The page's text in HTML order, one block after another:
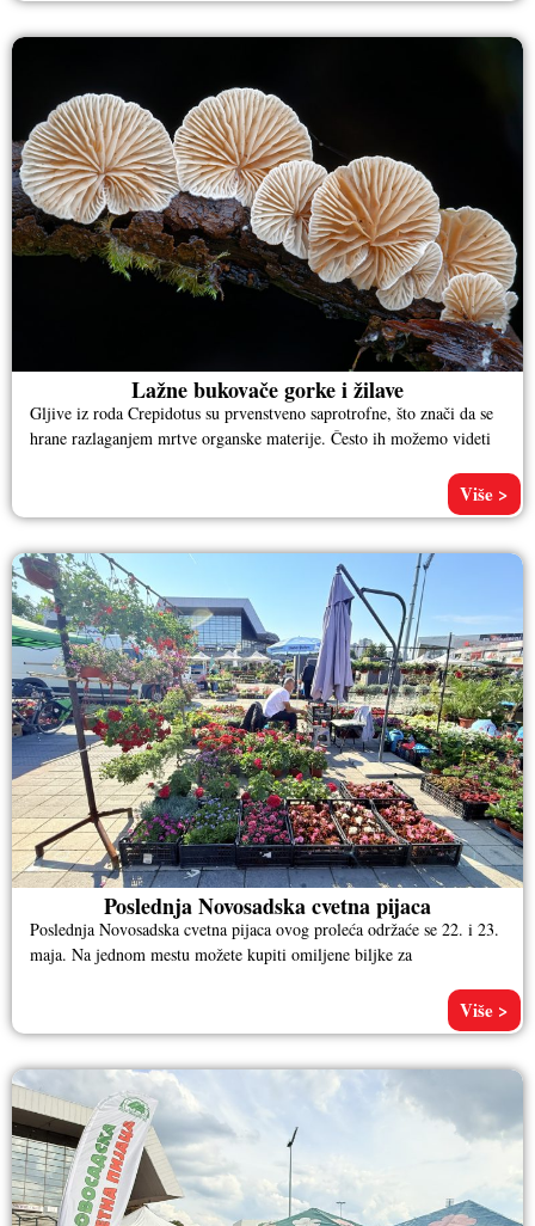
Lažne bukovače gorke i žilave
Gljive iz roda Crepidotus su prvenstveno saprotrofne, što znači da se
hrane razlaganjem mrtve organske materije. Često ih možemo videti
Više >
Poslednja Novosadska cvetna pijaca
Poslednja Novosadska cvetna pijaca ovog proleća održaće se 22. i 23.
maja. Na jednom mestu možete kupiti omiljene biljke za
Više >